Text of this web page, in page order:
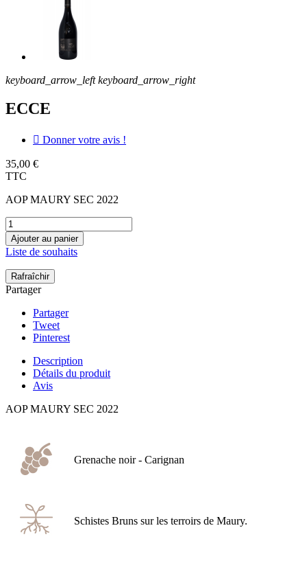
keyboard_arrow_left keyboard_arrow_right
ECCE
 Donner votre avis !
35,00 €
TTC
AOP MAURY SEC 2022
Ajouter au panier
Liste de souhaits
Partager
Partager
Tweet
Pinterest
Description
Détails du produit
Avis
AOP MAURY SEC 2022
Grenache noir - Carignan
Schistes Bruns sur les terroirs de Maury.